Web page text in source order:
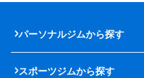
パーソナルジムから探す
スポーツジムから探す